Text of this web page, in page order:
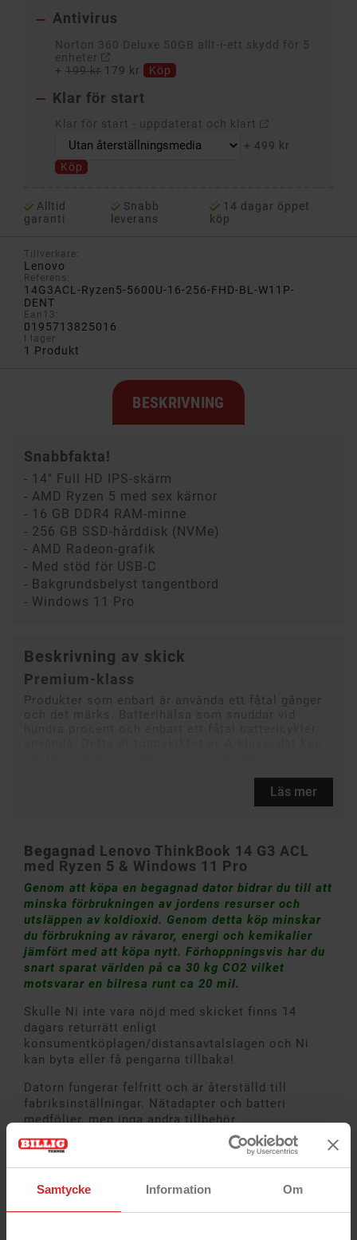
Samtycke Information Om
 Antivirus
Norton 360 Deluxe 50GB allt-i-ett skydd för 5
enheter
+199 kr 179 kr Köp
 Klar för start
Klar för start - uppdaterat och klart
+ 499 kr
Köp
Alltid
garanti
Snabb
leverans
14 dagar öppet
köp
Tillverkare:
Lenovo
Referens:
14G3ACL-Ryzen5-5600U-16-256-FHD-BL-W11P-
DENT
Ean13:
0195713825016
I lager
1 Produkt
BESKRIVNING
Begagnad Lenovo ThinkBook 14 G3 ACL
med Ryzen 5 & Windows 11 Pro
Genom att köpa en begagnad dator bidrar du till att
minska förbrukningen av jordens resurser och
utsläppen av koldioxid. Genom detta köp minskar
du förbrukning av råvaror, energi och kemikalier
jämfört med att köpa nytt. Förhoppningsvis har du
snart sparat världen på ca 30 kg CO2 vilket
motsvarar en bilresa runt ca 20 mil.
Skulle Ni inte vara nöjd med skicket finns 14
dagars returrätt enligt
konsumentköplagen/distansavtalslagen och Ni
kan byta eller få pengarna tillbaka!
Datorn fungerar felfritt och är återställd till
fabriksinställningar. Nätadapter och batteri
medföljer, men inga andra tillbehör.
Mer info
* Det finns små bucklor på chassit.
Kompakt arbetsdator för vardagens behov
Snabbfakta!
- 14" Full HD IPS-skärm
- AMD Ryzen 5 med sex kärnor
- 16 GB DDR4 RAM-minne
- 256 GB SSD-hårddisk (NVMe)
- AMD Radeon-grafik
- Med stöd för USB-C
- Bakgrundsbelyst tangentbord
- Windows 11 Pro
Beskrivning av skick
Premium-klass
Produkter som enbart är använda ett fåtal gånger
Läs mer